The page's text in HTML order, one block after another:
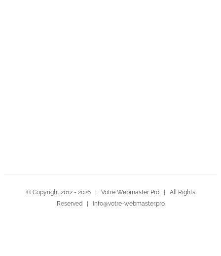
© Copyright 2012 - 2026 | Votre Webmaster Pro | All Rights
Reserved | info@votre-webmaster.pro